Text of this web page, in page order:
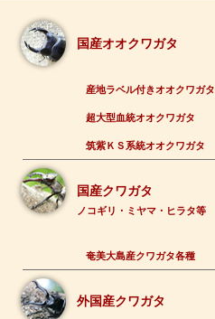
国産オオクワガタ
産地ラベル付きオオクワガタ
超大型血統オオクワガタ
筑紫ＫＳ系統オオクワガタ
国産クワガタ
ノコギリ・ミヤマ・ヒラタ等
奄美大島産クワガタ各種
外国産クワガタ